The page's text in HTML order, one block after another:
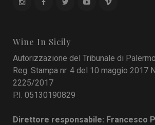
Wine In Sicily
Autorizzazione del Tribunale di Palermo
Reg. Stampa nr. 4 del 10 maggio 2017
2225/2017
P.I. 05130190829
Direttore responsabile: Francesco